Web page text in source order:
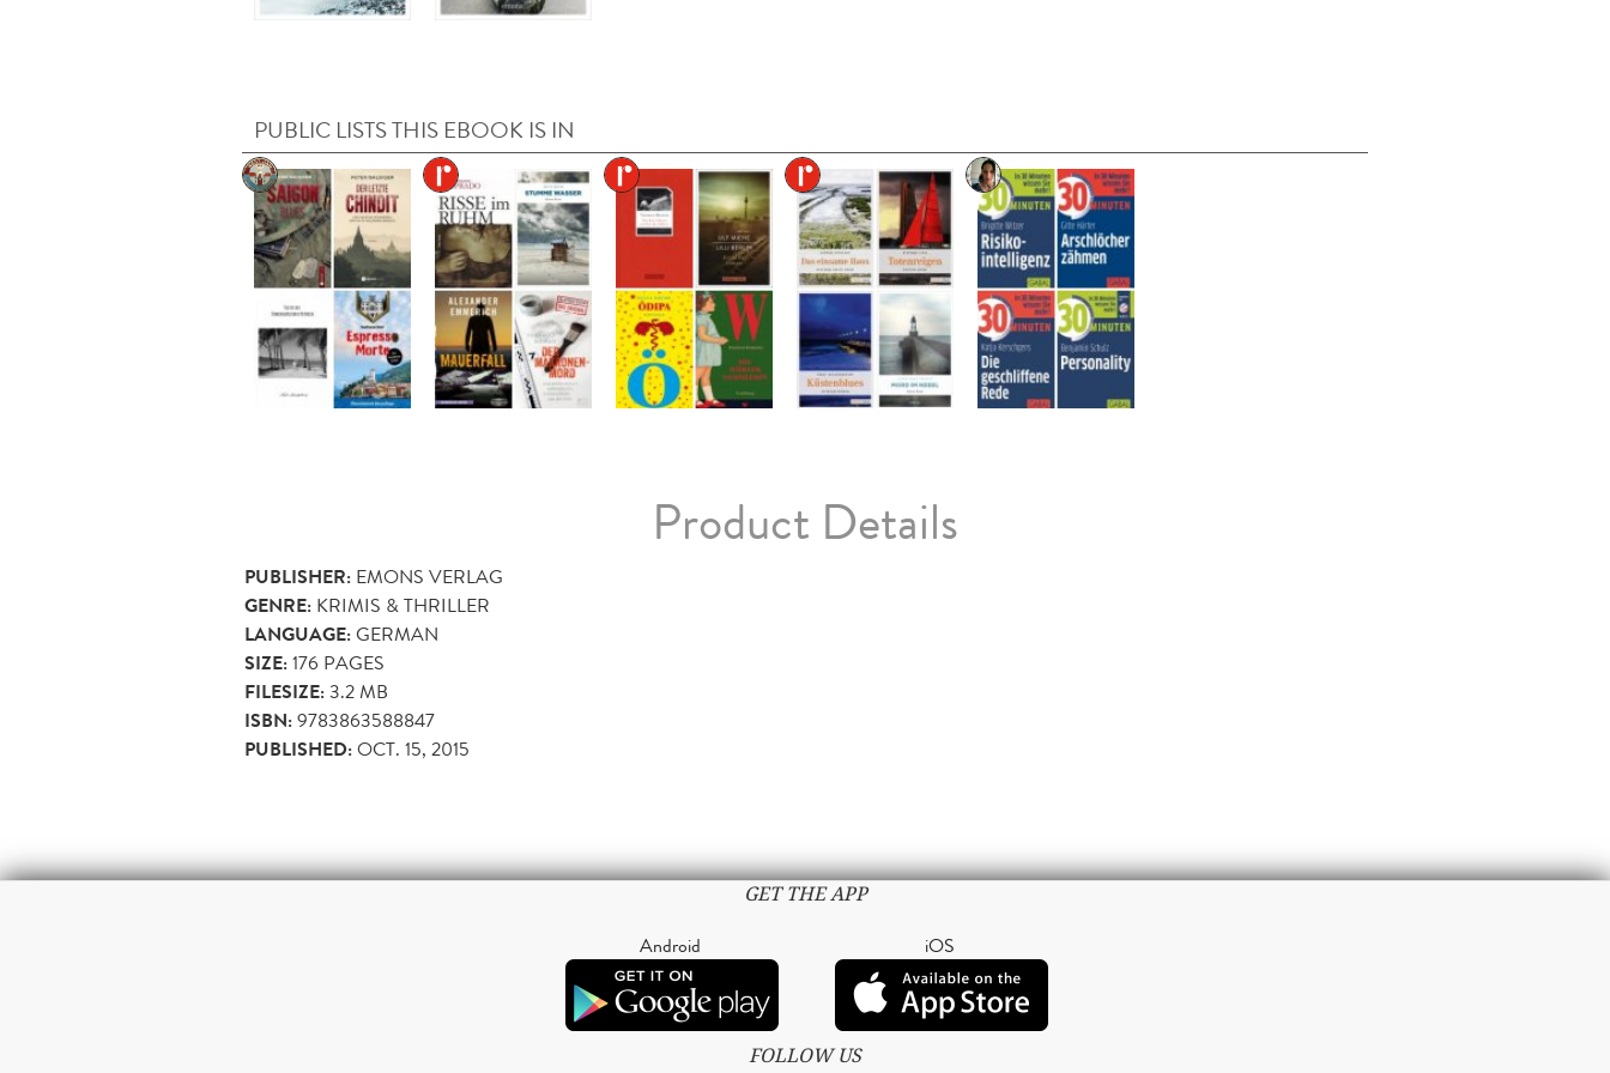
PUBLIC LISTS THIS EBOOK IS IN
Product Details
PUBLISHER: EMONS VERLAG
GENRE: KRIMIS & THRILLER
LANGUAGE:GERMAN
SIZE:176 PAGES
FILESIZE:3.2 MB
ISBN:9783863588847
PUBLISHED:OCT. 15, 2015
GET THE APP
Android iOS
FOLLOW US